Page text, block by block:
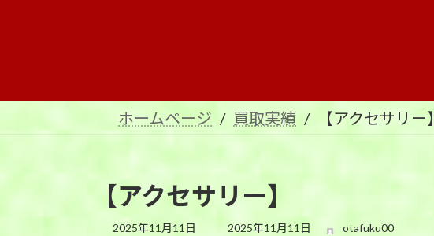
へ
ョ
ホームページ 買取実績 【アクセサリー】
【アクセサリー】
2025年11月11日
最
2025年11月11日 otafuku00